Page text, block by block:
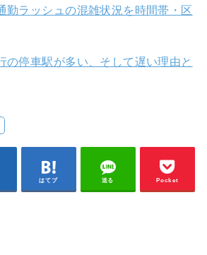
勤ラッシュの混雑状況を時間帯・区
の停車駅が多い、そして遅い理由と
はてブ 送る Pocket